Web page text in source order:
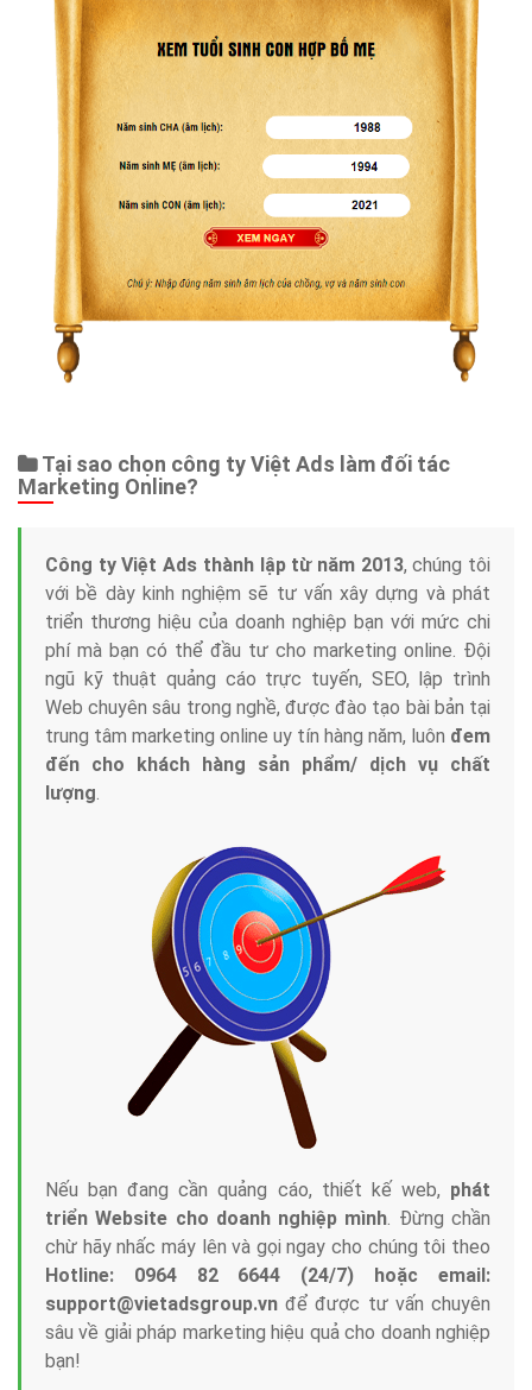
Tại sao chọn công ty Việt Ads làm đối tác
Marketing Online?
Công ty Việt Ads thành lập từ năm 2013, chúng tôi
với bề dày kinh nghiệm sẽ tư vấn xây dựng và phát
triển thương hiệu của doanh nghiệp bạn với mức chi
phí mà bạn có thể đầu tư cho marketing online. Đội
ngũ kỹ thuật quảng cáo trực tuyến, SEO, lập trình
Web chuyên sâu trong nghề, được đào tạo bài bản tại
trung tâm marketing online uy tín hàng năm, luôn đem
đến cho khách hàng sản phẩm/ dịch vụ chất
lượng.
Nếu bạn đang cần quảng cáo, thiết kế web, phát
triển Website cho doanh nghiệp mình. Đừng chần
chừ hãy nhấc máy lên và gọi ngay cho chúng tôi theo
Hotline: 0964 82 6644 (24/7) hoặc email:
support@vietadsgroup.vn để được tư vấn chuyên
sâu về giải pháp marketing hiệu quả cho doanh nghiệp
bạn!